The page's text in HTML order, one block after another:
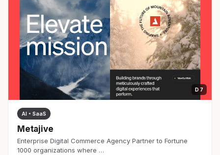
D 7
AI・SaaS
Metajive
Enterprise Digital Commerce Agency Partner to Fortune
1000 organizations where …